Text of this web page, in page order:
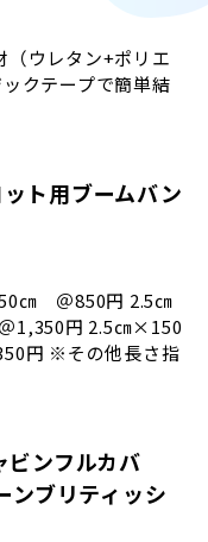
ウレタン+ポリエ
クテープで簡単結
ト用ブームバン
㎝ ＠850円 2.5㎝
円 2.5㎝×150
円 ※その他長さ指
ビンフルカバ
ブリティッシ